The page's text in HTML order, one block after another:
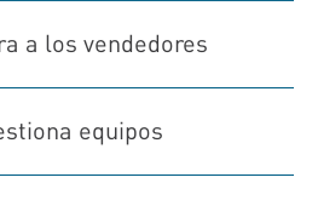
a los vendedores
equipos